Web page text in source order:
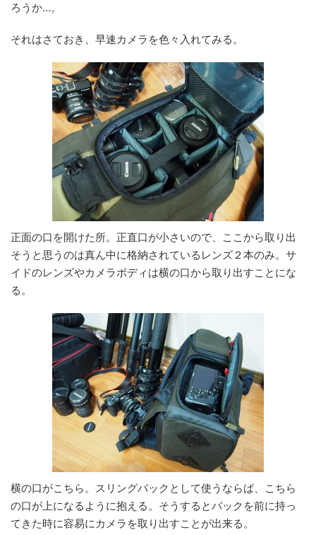
ろうか…。
それはさておき、早速カメラを色々入れてみる。
正面の口を開けた所。正直口が小さいので、ここから取り出
そうと思うのは真ん中に格納されているレンズ２本のみ。サ
イドのレンズやカメラボディは横の口から取り出すことにな
る。
横の口がこちら。スリングバックとして使うならば、こちら
の口が上になるように抱える。そうするとバックを前に持っ
てきた時に容易にカメラを取り出すことが出来る。